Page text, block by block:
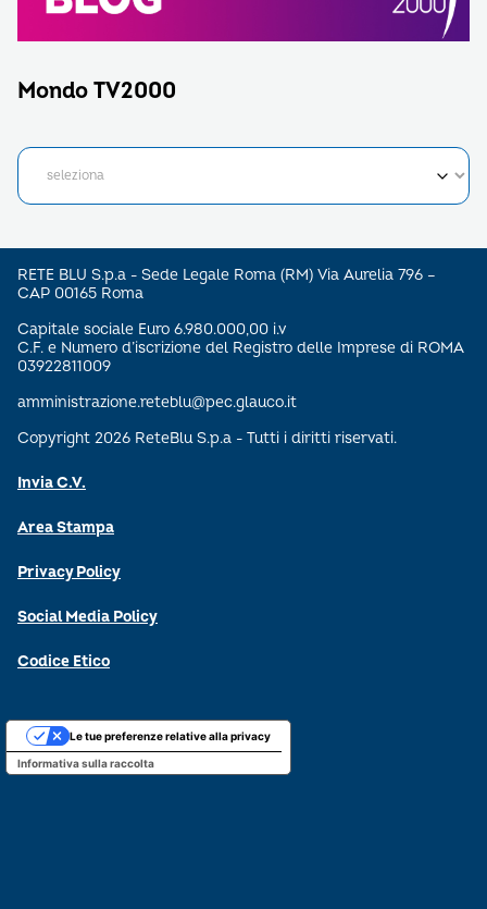
Mondo TV2000
RETE BLU S.p.a - Sede Legale Roma (RM) Via Aurelia 796 –
CAP 00165 Roma
Capitale sociale Euro 6.980.000,00 i.v
C.F. e Numero d’iscrizione del Registro delle Imprese di ROMA
03922811009
amministrazione.reteblu@pec.glauco.it
Copyright 2026 ReteBlu S.p.a - Tutti i diritti riservati.
Invia C.V.
Area Stampa
Privacy Policy
Social Media Policy
Codice Etico
Informativa sulla raccolta
Le tue preferenze relative alla privacy